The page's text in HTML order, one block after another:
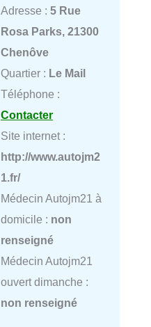
Adresse : 5 Rue
Rosa Parks, 21300
Chenôve
Quartier : Le Mail
Téléphone :
Contacter
Site internet :
http://www.autojm2
1.fr/
Médecin Autojm21 à
domicile : non
renseigné
Médecin Autojm21
ouvert dimanche :
non renseigné